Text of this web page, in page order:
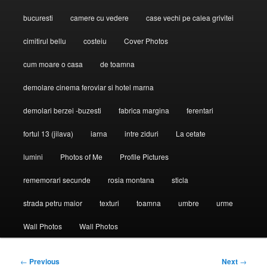
bucuresti camere cu vedere case vechi pe calea grivitei
cimitirul bellu costeiu Cover Photos
cum moare o casa de toamna
demolare cinema feroviar si hotel marna
demolari berzei -buzesti fabrica margina ferentari
fortul 13 (jilava) iarna intre ziduri La cetate
lumini Photos of Me Profile Pictures
rememorari secunde rosia montana sticla
strada petru maior texturi toamna umbre urme
Wall Photos Wall Photos
Post
← Previous Next →